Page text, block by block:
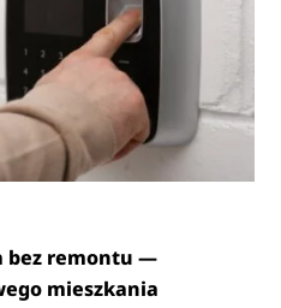
bez remontu —
mieszkania